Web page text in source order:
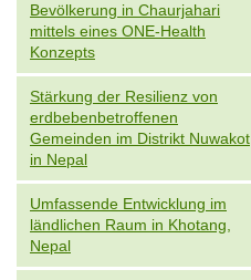
Bevölkerung in Chaurjahari
mittels eines ONE-Health
Konzepts
Stärkung der Resilienz von
erdbebenbetroffenen
Gemeinden im Distrikt Nuwakot
in Nepal
Umfassende Entwicklung im
ländlichen Raum in Khotang,
Nepal